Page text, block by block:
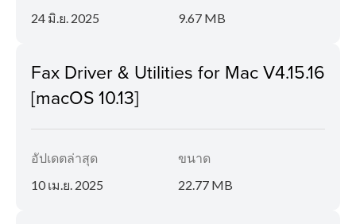
24 มิ.ย. 2025
9.67 MB
Fax Driver & Utilities for Mac V4.15.16
[macOS 10.13]
อัปเดตล่าสุด
10 เม.ย. 2025
ขนาด
22.77 MB